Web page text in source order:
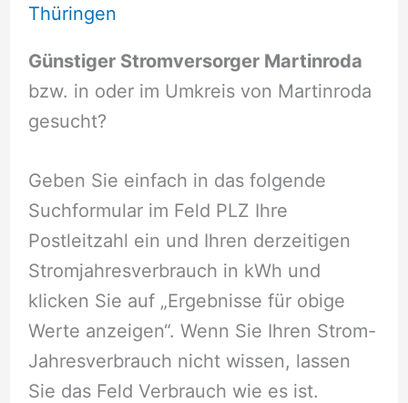
Thüringen
Günstiger Stromversorger Martinroda
bzw. in oder im Umkreis von Martinroda
gesucht?
Geben Sie einfach in das folgende
Suchformular im Feld PLZ Ihre
Postleitzahl ein und Ihren derzeitigen
Stromjahresverbrauch in kWh und
klicken Sie auf „Ergebnisse für obige
Werte anzeigen“. Wenn Sie Ihren Strom-
Jahresverbrauch nicht wissen, lassen
Sie das Feld Verbrauch wie es ist.